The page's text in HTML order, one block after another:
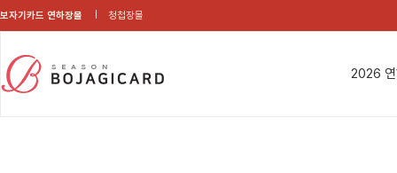
보자기카드 연하장몰 청첩장몰
2026